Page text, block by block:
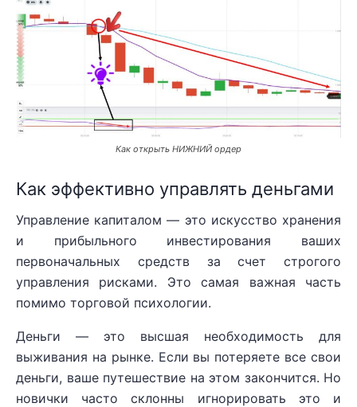
Как открыть НИЖНИЙ ордер
Как эффективно управлять деньгами
Управление капиталом — это искусство хранения
и прибыльного инвестирования ваших
первоначальных средств за счет строгого
управления рисками. Это самая важная часть
помимо торговой психологии.
Деньги — это высшая необходимость для
выживания на рынке. Если вы потеряете все свои
деньги, ваше путешествие на этом закончится. Но
новички часто склонны игнорировать это и